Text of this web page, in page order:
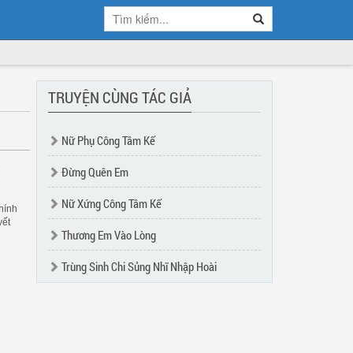
TRUYỆN CÙNG TÁC GIẢ
Nữ Phụ Công Tâm Kế
Đừng Quên Em
Nữ Xứng Công Tâm Kế
Thương Em Vào Lòng
Trùng Sinh Chi Sủng Nhĩ Nhập Hoài